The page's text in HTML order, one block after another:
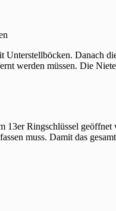
Unterstellböcken. Danach
werden müssen. Die
13er Ringschlüssel
muss. Damit das